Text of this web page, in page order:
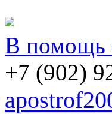
В помощь
+7 (902)